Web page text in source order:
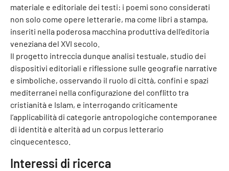
materiale e editoriale dei testi: i poemi sono considerati
non solo come opere letterarie, ma come libri a stampa,
inseriti nella poderosa macchina produttiva dell’editoria
veneziana del XVI secolo.
Il progetto intreccia dunque analisi testuale, studio dei
dispositivi editoriali e riflessione sulle geografie narrative
e simboliche, osservando il ruolo di città, confini e spazi
mediterranei nella configurazione del conflitto tra
cristianità e Islam, e interrogando criticamente
l’applicabilità di categorie antropologiche contemporanee
di identità e alterità ad un corpus letterario
cinquecentesco.
Interessi di ricerca